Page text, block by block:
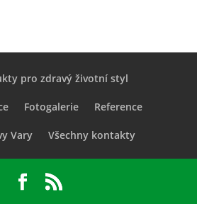
pro zdravý životní styl
Fotogalerie Reference
Vary Všechny kontakty